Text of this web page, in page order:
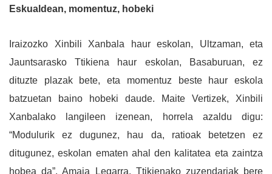
Eskualdean, momentuz, hobeki
Iraizozko Xinbili Xanbala haur eskolan, Ultzaman, eta
Jauntsarasko Ttikiena haur eskolan, Basaburuan, ez
dituzte plazak bete, eta momentuz beste haur eskola
batzuetan baino hobeki daude. Maite Vertizek, Xinbili
Xanbalako langileen izenean, horrela azaldu digu:
“Modulurik ez dugunez, hau da, ratioak betetzen ez
ditugunez, eskolan ematen ahal den kalitatea eta zaintza
hobea da”. Amaia Legarra, Ttikienako zuzendariak bere